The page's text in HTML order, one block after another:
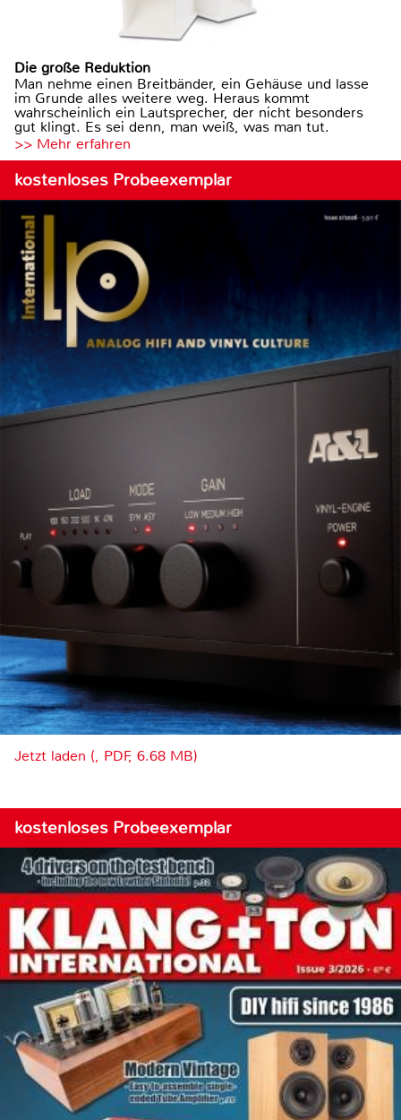
Die große Reduktion
Man nehme einen Breitbänder, ein Gehäuse und lasse
im Grunde alles weitere weg. Heraus kommt
wahrscheinlich ein Lautsprecher, der nicht besonders
gut klingt. Es sei denn, man weiß, was man tut.
>> Mehr erfahren
kostenloses Probeexemplar
Jetzt laden (, PDF, 6.68 MB)
kostenloses Probeexemplar